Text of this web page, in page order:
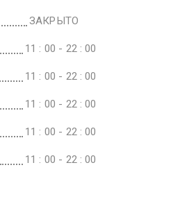
ЗАКРЫТО
11 : 00 - 22 : 00
11 : 00 - 22 : 00
11 : 00 - 22 : 00
11 : 00 - 22 : 00
11 : 00 - 22 : 00